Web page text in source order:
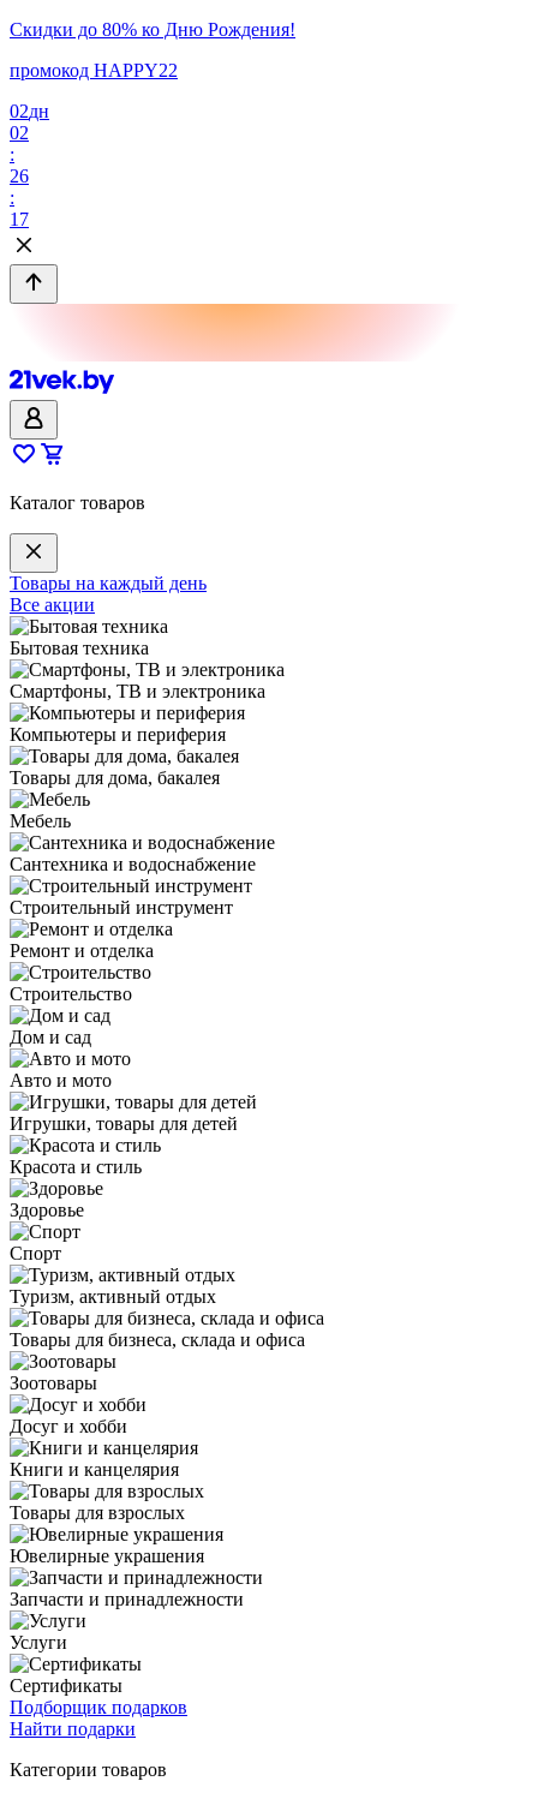
Скидки до 80% ко Дню Рождения!
промокод HAPPY22
02дн
02
:
26
:
17
Каталог товаров
Товары на каждый день
Все акции
Бытовая техника
Смартфоны, ТВ и электроника
Компьютеры и периферия
Товары для дома, бакалея
Мебель
Сантехника и водоснабжение
Строительный инструмент
Ремонт и отделка
Строительство
Дом и сад
Авто и мото
Игрушки, товары для детей
Красота и стиль
Здоровье
Спорт
Туризм, активный отдых
Товары для бизнеса, склада и офиса
Зоотовары
Досуг и хобби
Книги и канцелярия
Товары для взрослых
Ювелирные украшения
Запчасти и принадлежности
Услуги
Сертификаты
Подборщик подарков
Найти подарки
Категории товаров